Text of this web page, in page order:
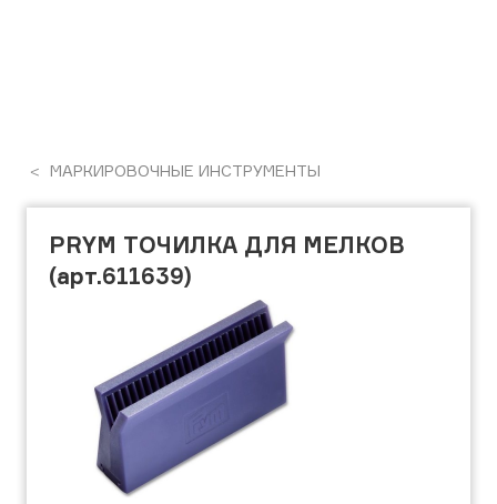
МАРКИРОВОЧНЫЕ ИНСТРУМЕНТЫ
PRYM ТОЧИЛКА ДЛЯ МЕЛКОВ
(арт.611639)